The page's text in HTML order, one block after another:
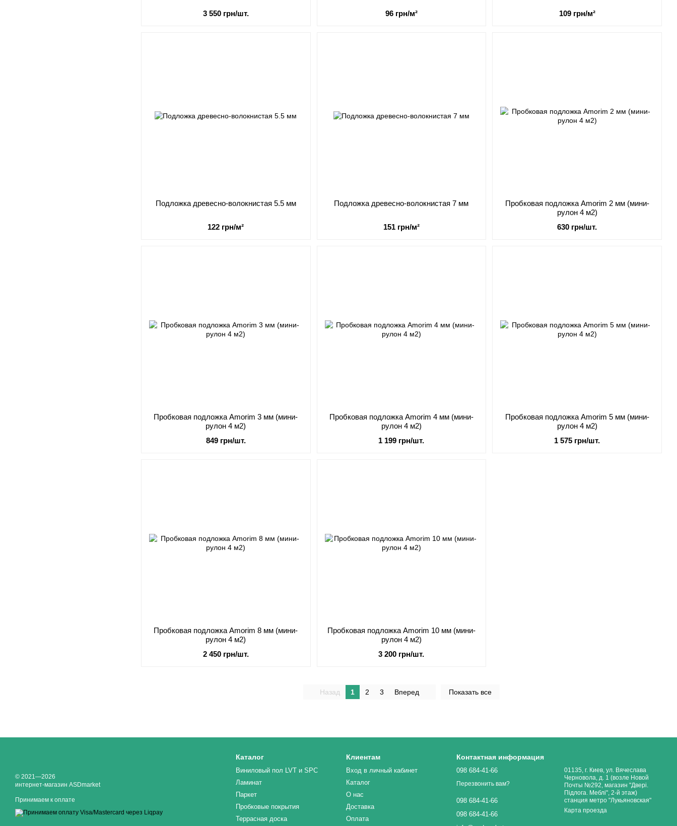
3 550 грн/шт. 96 грн/м² 109 грн/м²
Подложка древесно-волокнистая 5.5 мм
122 грн/м²
Подложка древесно-волокнистая 7 мм
151 грн/м²
Пробковая подложка Amorim 2 мм (мини-
рулон 4 м2)
630 грн/шт.
Пробковая подложка Amorim 3 мм (мини-
рулон 4 м2)
849 грн/шт.
Пробковая подложка Amorim 4 мм (мини-
рулон 4 м2)
1 199 грн/шт.
Пробковая подложка Amorim 5 мм (мини-
рулон 4 м2)
1 575 грн/шт.
Пробковая подложка Amorim 8 мм (мини-
рулон 4 м2)
2 450 грн/шт.
Пробковая подложка Amorim 10 мм (мини-
рулон 4 м2)
3 200 грн/шт.
Назад 1 2 3 Вперед Показать все
© 2021—2026
интернет-магазин ASDmarket
Принимаем к оплате
Каталог
Виниловый пол LVT и SPC
Ламинат
Паркет
Пробковые покрытия
Террасная доска
Клиентам
Вход в личный кабинет
Каталог
О нас
Доставка
Оплата
Контактная информация
098 684-41-66
Перезвонить вам?
098 684-41-66
098 684-41-66
01135, г. Киев, ул. Вячеслава
Черновола, д. 1 (возле Новой
Почты №292, магазин "Двері.
Підлога. Меблі", 2-й этаж)
станция метро "Лукьяновская"
Карта проезда